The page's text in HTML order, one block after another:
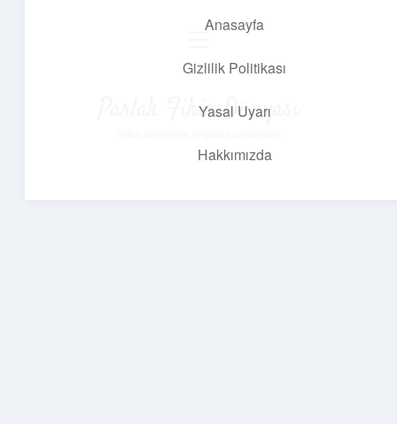
Anasayfa
Gizlilik Politikası
Yasal Uyarı
Hakkımızda
Parlak Fikir Dünyası